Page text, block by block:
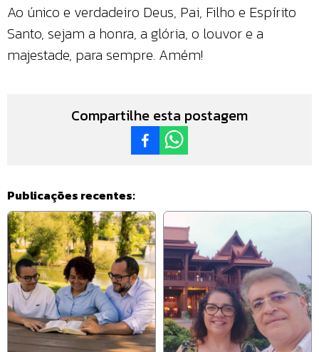
Ao único e verdadeiro Deus, Pai, Filho e Espírito
Santo, sejam a honra, a glória, o louvor e a
majestade, para sempre. Amém!
Compartilhe esta postagem
Publicações recentes: